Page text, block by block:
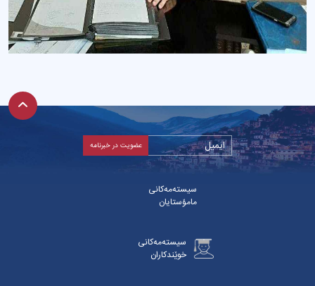
سیستەمەکانی
مامۆستایان
سیستەمەکانی
خوێندکاران